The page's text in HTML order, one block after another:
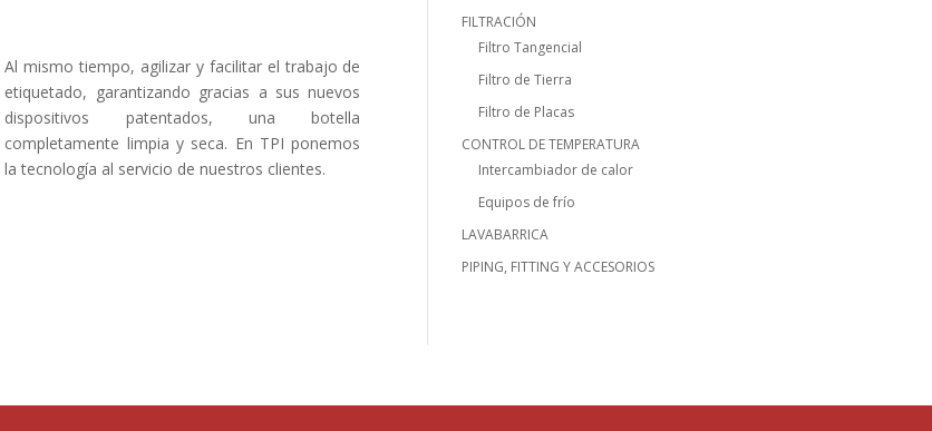
Al mismo tiempo, agilizar y facilitar el trabajo de
etiquetado, garantizando gracias a sus nuevos
dispositivos patentados, una botella
completamente limpia y seca. En TPI ponemos
la tecnología al servicio de nuestros clientes.
FILTRACIÓN
Filtro Tangencial
Filtro de Tierra
Filtro de Placas
CONTROL DE TEMPERATURA
Intercambiador de calor
Equipos de frío
LAVABARRICA
PIPING, FITTING Y ACCESORIOS